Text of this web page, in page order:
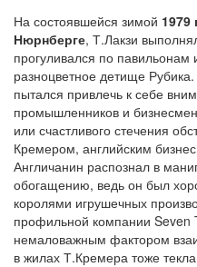
На состоявшейся зимой 1979
Нюрнберге, Т.Лакзи
прогуливался по павильонам
разноцветное детище
пытался привлечь к себе
промышленников и
или счастливого стечения
Кремером, английским
Англичанин распознал в
обогащению, ведь он был
королями игрушечных
профильной компании Seven
немаловажным фактором
в жилах Т.Кремера тоже текла